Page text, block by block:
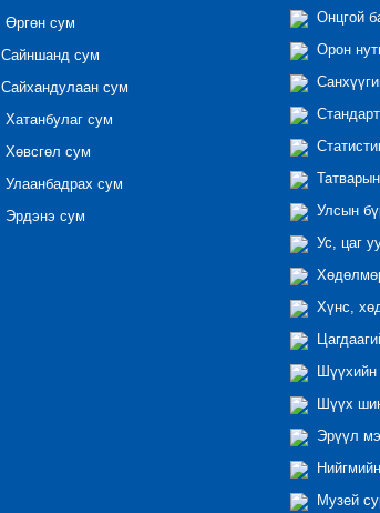
Өргөн сум
Сайншанд сум
Сайхандулаан сум
Хатанбулаг сум
Хөвсгөл сум
Улаанбадрах сум
Эрдэнэ сум
Онцгой
Орон
Улсын
Ус, цаг
Хүнс,
Шүүхийн
Шүүх
Эрүүл
Музей